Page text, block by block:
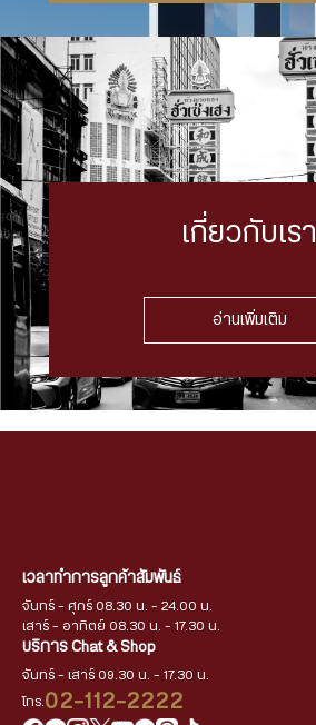
เกี่ยวกับเรา
อ่านเพิ่มเติม
เวลาทำการลูกค้าสัมพันธ์
จันทร์ - ศุกร์ 08.30 น. - 24.00 น.
เสาร์ - อาทิตย์ 08.30 น. - 17.30 น.
บริการ Chat & Shop
จันทร์ - เสาร์ 09.30 น. - 17.30 น.
โทร. 02-112-2222